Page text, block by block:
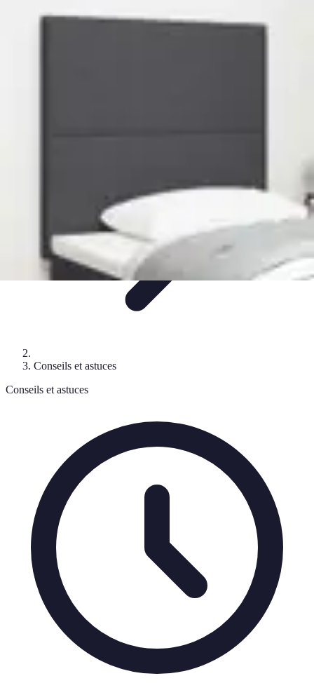
Éclairage Déco
Éclairage IntérieurAvis d'expertsEclairage
Conseils et astuces
Conseils et astuces